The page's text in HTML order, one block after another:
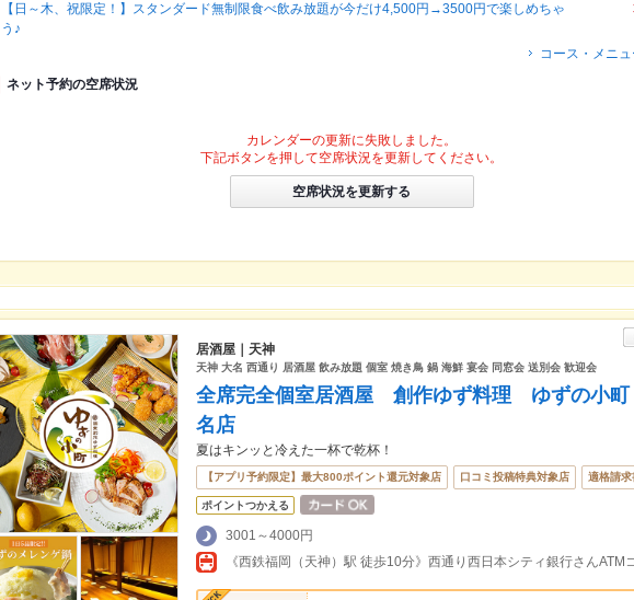
【日～木、祝限定！】スタンダード無制限食べ飲み放題が今だけ4,500円→3500円で楽しめちゃ
う♪
コース・メニ
ネット予約の空席状況
カレンダーの更新に失敗しました。
下記ボタンを押して空席状況を更新してください。
空席状況を更新する
居酒屋｜天神
天神 大名 西通り 居酒屋 飲み放題 個室 焼き鳥 鍋 海鮮 宴会 同窓会 送別会 歓迎会
全席完全個室居酒屋 創作ゆず料理 ゆずの小
名店
夏はキンッと冷えた一杯で乾杯！
【アプリ予約限定】最大800ポイント還元対象店 口コミ投稿特典対象店 適格請
ポイントつかえる
3001～4000円